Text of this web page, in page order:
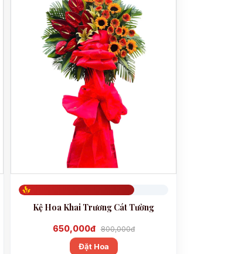
Kệ Hoa Khai Trương Cát Tường
650,000đ 800,000đ
Đặt Hoa